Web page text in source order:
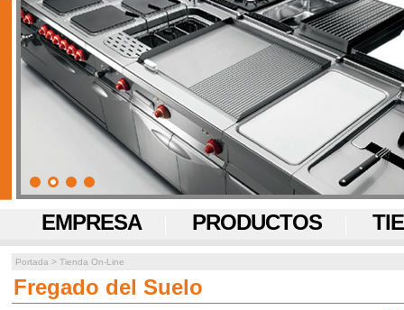
EMPRESA PRODUCTOS
Portada > Tienda On-Line
Fregado del Suelo